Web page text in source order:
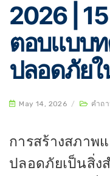
2026 |
ตอบแบบ
ปลอดภัย
May 14, 2026 / คำถ
การสร้างสภาพ
ปลอดภัยเป็นสิ่ง